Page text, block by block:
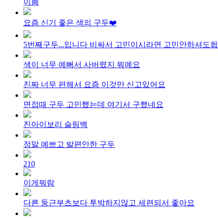
이쁨
요즘 신기 좋은 색의 구두❤️
5번째구두...입니다 비싸서 고민이시라면 고민안하셔도
색이 너무 예뻐서 사버렸지 뭐예요
진짜 너무 편해서 요즘 이것만 신고있어요
면접때 구두 고민했는데 여기서 구했네요
진아이보리 슬링백
정말 예쁘고 발편안한 구두
210
이게뭐람
다른 둥근부츠보다 투박하지않고 세련되서 좋아요